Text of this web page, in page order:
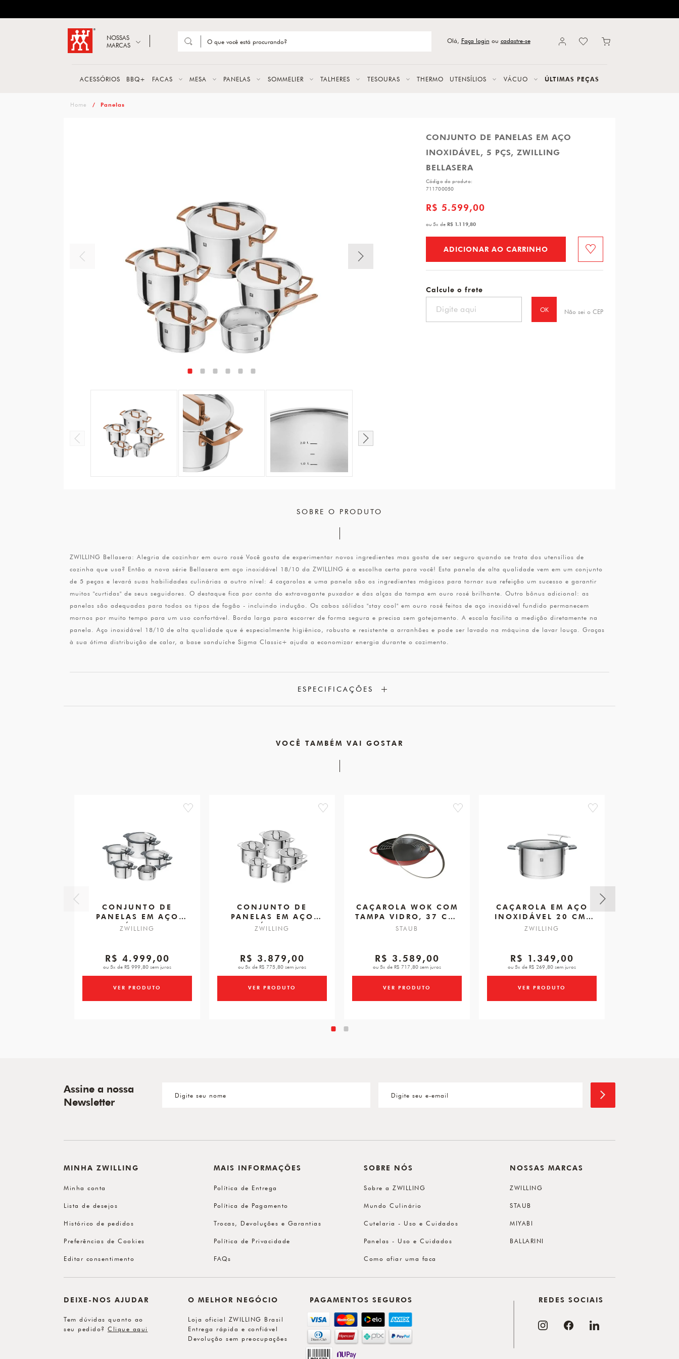
ZWILLING
NOSSAS
MARCAS
FACAS
Olá, Faça login ou cadastre-se
ACESSÓRIOS BBQ+ FACAS MESA PANELAS SOMMELIER TALHERES TESOURAS THERMO UTENSÍLIOS VÁCUO ÚLTIMAS PEÇAS
Panelas
CONJUNTO DE PANELAS EM AÇO
INOXIDÁVEL, 5 PÇS, ZWILLING
BELLASERA
Código do produto:
711700050
R$ 5.599,00
ou5x de R$ 1.119,80
ADICIONAR AO CARRINHO Favorito
Calcule o frete
OK Não sei o CEP
SOBRE O PRODUTO
ZWILLING Bellasera: Alegria de cozinhar em ouro rosé Você gosta de experimentar novos ingredientes mas gosta de ser seguro quando se trata dos utensílios de
cozinha que usa? Então a nova série Bellasera em aço inoxidável 18/10 da ZWILLING é a escolha certa para você! Esta panela de alta qualidade vem em um conjunto
de 5 peças e levará suas habilidades culinárias a outro nível: 4 caçarolas e uma panela são os ingredientes mágicos para tornar sua refeição um sucesso e garantir
muitos "curtidas" de seus seguidores. O destaque fica por conta do extravagante puxador e das alças da tampa em ouro rosé brilhante. Outro bônus adicional: as
panelas são adequadas para todos os tipos de fogão - incluindo indução. Os cabos sólidos "stay cool" em ouro rosé feitos de aço inoxidável fundido permanecem
mornos por muito tempo para um uso confortável. Borda larga para escorrer de forma segura e precisa sem gotejamento. A escala facilita a medição diretamente na
panela. Aço inoxidável 18/10 de alta qualidade que é especialmente higiênico, robusto e resistente a arranhões e pode ser lavado na máquina de lavar louça. Graças
à sua ótima distribuição de calor, a base sanduíche Sigma Classic+ ajuda a economizar energia durante o cozimento.
ESPECIFICAÇÕES
VOCÊ TAMBÉM VAI GOSTAR
favorite
CONJUNTO DE
PANELAS EM AÇO
INOXIDÁVEL, 5 PÇS,
ZWILLING
R$ 4.999,00
ou 5x de R$ 999,80 sem juros
VER PRODUTO
favorite
CONJUNTO DE
PANELAS EM AÇO
INOXIDÁVEL, 5 PÇS,
ZWILLING
R$ 3.879,00
ou 5x de R$ 775,80 sem juros
VER PRODUTO
favorite
CAÇAROLA WOK COM
TAMPA VIDRO, 37 CM,
CEREJA, FERRO
STAUB
R$ 3.589,00
ou 5x de R$ 717,80 sem juros
VER PRODUTO
favorite
CAÇAROLA EM AÇO
INOXIDÁVEL 20 CM,
ZWILLING SIMPLIFY
ZWILLING
R$ 1.349,00
ou 5x de R$ 269,80 sem juros
VER PRODUTO
Assine a nossa
Newsletter
MINHA ZWILLING
Minha conta
Lista de desejos
Histórico de pedidos
Preferências de Cookies
Editar consentimento
MAIS INFORMAÇÕES
Política de Entrega
Política de Pagamento
Trocas, Devoluções e Garantias
Política de Privacidade
FAQs
SOBRE NÓS
Sobre a ZWILLING
Mundo Culinário
Cutelaria - Uso e Cuidados
Panelas - Uso e Cuidados
Como afiar uma faca
NOSSAS MARCAS
ZWILLING
STAUB
MIYABI
BALLARINI
DEIXE-NOS AJUDAR
Tem dúvidas quanto ao
seu pedido? Clique aqui
O MELHOR NEGÓCIO
Loja oficial ZWILLING Brasil
Entrega rápida e confiável
Devolução sem preocupações
PAGAMENTOS SEGUROS REDES SOCIAIS